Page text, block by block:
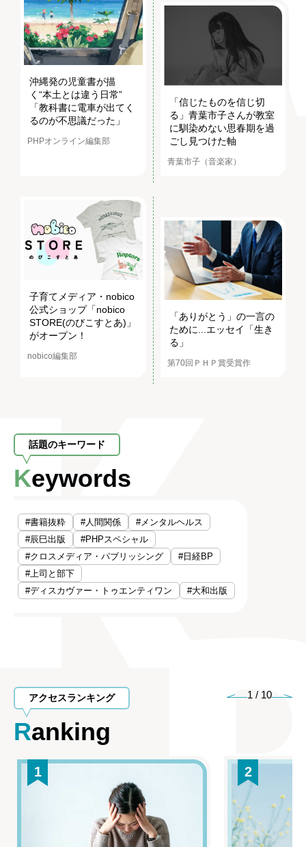
沖縄発の児童書が描
く“本土とは違う日常”
「教科書に電車が出てく
るのが不思議だった」
PHPオンライン編集部
「信じたものを信じ切
る」青葉市子さんが教室
に馴染めない思春期を過
ごし見つけた軸
青葉市子（音楽家）
子育てメディア・nobico
公式ショップ「nobico
STORE(のびこすとあ)」
がオープン！
nobico編集部
「ありがとう」の一言の
ために...エッセイ「生き
る」
第70回ＰＨＰ賞受賞作
話題のキーワード
Keywords
#書籍抜粋 #人間関係
#メンタルヘルス
#辰巳出版
#PHPスペシャル
#クロスメディア・パブリッシング
#日経BP
#上司と部下
#ディスカヴァー・トゥエンティワン
#大和出版
アクセスランキング
Ranking
1 / 10
1 2